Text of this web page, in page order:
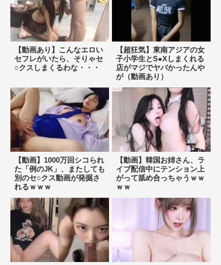
【動画あり】こんなエロい
セフレがいたら、そりゃセ
○クスしまくるわな・・・
【超狂気】東南アジアの女
子小学生とS●Xしまくれる
店がマジでヤバかったんや
が（動画あり）
【動画】1000万回シコられ
た「例のJK」、またしても
別のセ○クス動画が発掘さ
れるｗｗｗ
【動画】韓国お姉さん、ラ
イブ配信中にテンション上
がって舐め合っちゃうｗｗ
ｗｗ